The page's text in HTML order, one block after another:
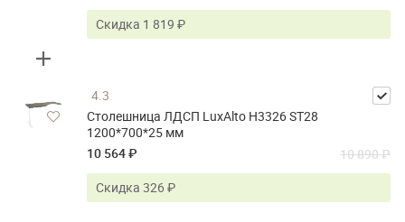
Скидка 1 819 ₽
4.3
Столешница ЛДСП LuxAlto H3326 ST28
1200*700*25 мм
10 564 ₽
10 890 ₽
Скидка 326 ₽